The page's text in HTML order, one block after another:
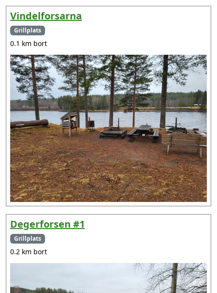
Vindelforsarna
Grillplats
0.1 km bort
Degerforsen #1
Grillplats
0.2 km bort